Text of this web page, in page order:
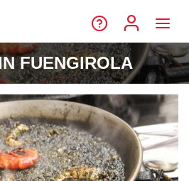
FUENGIROLA